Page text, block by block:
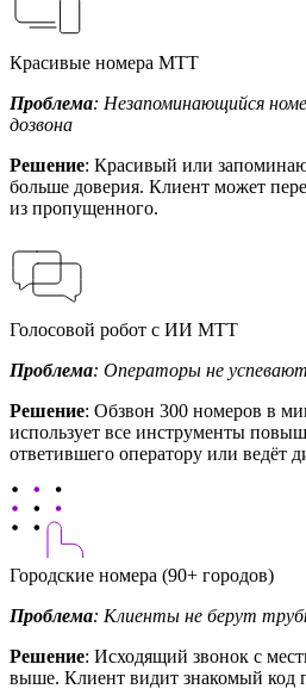
Красивые номера МТТ
Проблема: Незапоминающийся
дозвона
Решение: Красивый или
больше доверия. Клиент может
из пропущенного.
Голосовой робот с ИИ МТТ
Проблема: Операторы не успевают
Решение: Обзвон 300 номеров в
использует все инструменты
ответившего оператору или ведёт
Городские номера (90+ городов)
Проблема: Клиенты не берут
Решение: Исходящий звонок с
выше. Клиент видит знакомый код